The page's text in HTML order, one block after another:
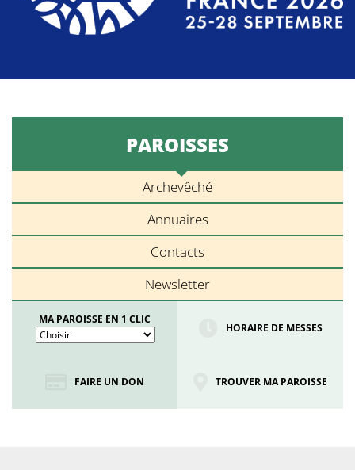
PAROISSES
Archevêché
Annuaires
Contacts
Newsletter
MA PAROISSE EN 1 CLIC
HORAIRE DE MESSES
FAIRE UN DON TROUVER MA PAROISSE